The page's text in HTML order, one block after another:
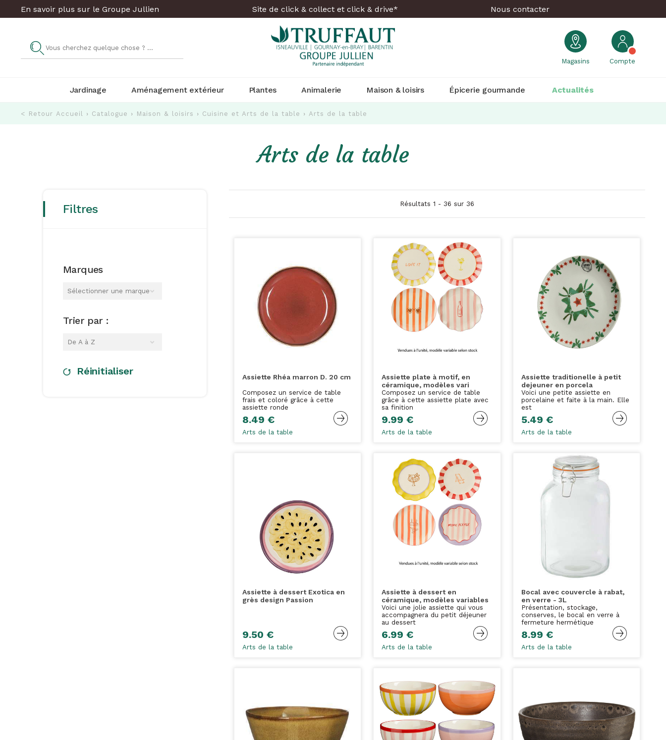
En savoir plus sur le Groupe Jullien Site de click & collect et click & drive* Nous contacter
Magasins Compte
Animalerie Maison & loisirs Épicerie gourmande
Jardinage Aménagement extérieur Plantes Actualités
< Retour Accueil › Catalogue › Maison & loisirs › Cuisine et Arts de la table › Arts de la table
Arts de la table
Filtres
Marques
Sélectionner une marque
Trier par :
De A à Z
Réinitialiser
Résultats 1 - 36 sur 36
Assiette Rhéa marron D. 20 cm
Composez un service de table
frais et coloré grâce à cette
assiette ronde
8.49 €
Arts de la table
Assiette plate à motif, en
céramique, modèles vari
Composez un service de table
grâce à cette assiette plate avec
sa finition
9.99 €
Arts de la table
Assiette traditionelle à petit
dejeuner en porcela
Voici une petite assiette en
porcelaine et faite à la main. Elle
est
5.49 €
Arts de la table
Assiette à dessert Exotica en
grès design Passion
9.50 €
Arts de la table
Assiette à dessert en
céramique, modèles variables
Voici une jolie assiette qui vous
accompagnera du petit déjeuner
au dessert
6.99 €
Arts de la table
Bocal avec couvercle à rabat,
en verre - 3L
Présentation, stockage,
conserves, le bocal en verre à
fermeture hermétique
8.99 €
Arts de la table